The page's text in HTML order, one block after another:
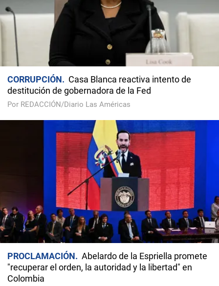
CORRUPCIÓN
Casa Blanca reactiva intento de
destitución de gobernadora de la Fed
Por REDACCIÓN/Diario Las Américas
PROCLAMACIÓN
Abelardo de la Espriella promete
"recuperar el orden, la autoridad y la libertad" en
Colombia